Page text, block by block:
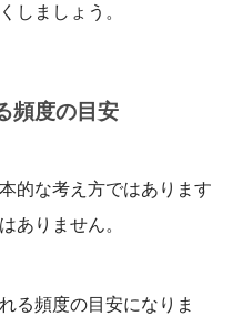
しましょう。
頻度の目安
的な考え方ではあります
ありません。
る頻度の目安になりま